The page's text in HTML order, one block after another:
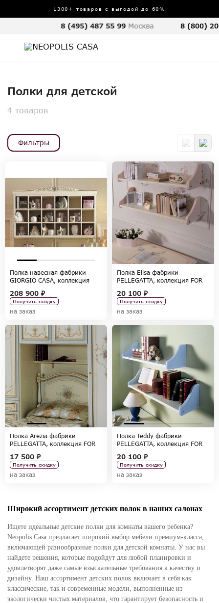
1300+ товаров с выгодой до 60%
8 (495) 487 55 99 Москва 8 (800)
Полки для детской
4 товаров
Фильтры
Полка навесная фабрики
GIORGIO CASA, коллекция
208 900 ₽
Получить скидку
на заказ
Полка Elisa фабрики
PELLEGATTA, коллекция FOR
20 100 ₽
Получить скидку
на заказ
Полка Arezia фабрики
PELLEGATTA, коллекция FOR
17 500 ₽
Получить скидку
на заказ
Полка Teddy фабрики
PELLEGATTA, коллекция FOR
20 100 ₽
Получить скидку
на заказ
Широкий ассортимент детских полок в наших салонах
Ищете идеальные детские полки для комнаты вашего ребенка?
Neopolis Casa предлагает широкий выбор мебели премиум-класса,
включающей разнообразные полки для детской комнаты. У нас вы
найдете решения, которые подойдут для любой планировки и
удовлетворят даже самые взыскательные требования к качеству и
дизайну. Наш ассортимент детских полок включает в себя как
классические, так и современные модели, выполненные из
экологически чистых материалов, что гарантирует безопасность и